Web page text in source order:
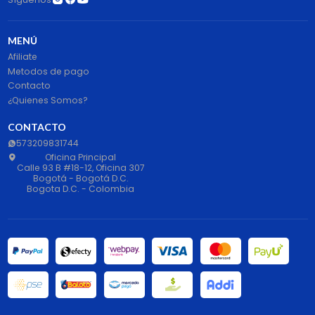
MENÚ
Afiliate
Metodos de pago
Contacto
¿Quienes Somos?
CONTACTO
573209831744
Oficina Principal
Calle 93 B #18-12, Oficina 307
Bogotá - Bogotá D.C.
Bogota D.C. - Colombia